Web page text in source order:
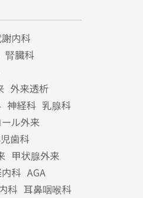
内科
腎臓科
外来透析
神経科 乳腺科
ル外来
歯科
甲状腺外来
科 AGA
科 耳鼻咽喉科